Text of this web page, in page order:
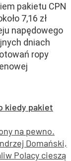
pakietu CPN
7,16 zł
napędowego
dniach
ropy
kiedy pakiet
na pewno.
Domański,
Polacy cieszą